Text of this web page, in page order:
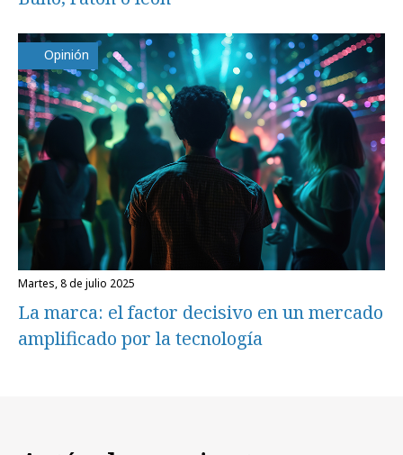
Opinión
martes, 8 de julio 2025
La marca: el factor decisivo en un mercado
amplificado por la tecnología